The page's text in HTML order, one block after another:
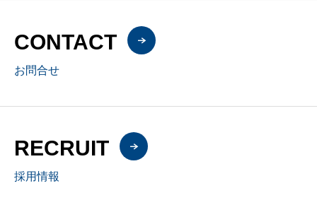
CONTACT
お問合せ
RECRUIT
採用情報